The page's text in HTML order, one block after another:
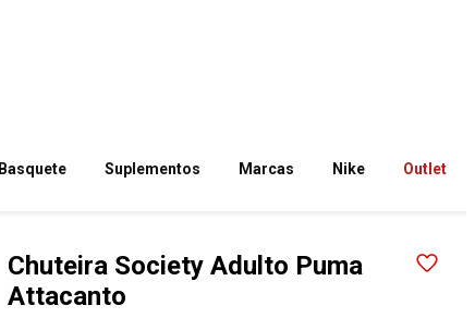
Basquete Suplementos Marcas Nike Outlet
Chuteira Society Adulto Puma
Attacanto